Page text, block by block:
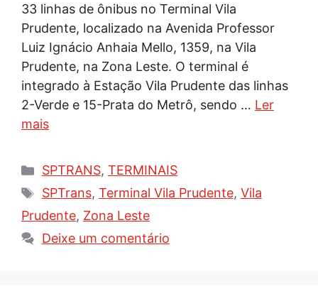
33 linhas de ônibus no Terminal Vila
Prudente, localizado na Avenida Professor
Luiz Ignácio Anhaia Mello, 1359, na Vila
Prudente, na Zona Leste. O terminal é
integrado à Estação Vila Prudente das linhas
2-Verde e 15-Prata do Metrô, sendo … Ler
mais
Categorias
SPTRANS, TERMINAIS
Tags
SPTrans, Terminal Vila Prudente, Vila
Prudente, Zona Leste
Deixe um comentário